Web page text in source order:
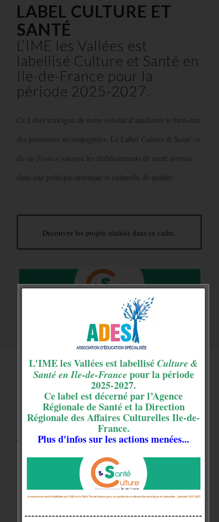
LABEL CULTURE ET
SANTÉ
L’IME les Vallées est
labellisé Culture et Santé en
Ile-de-France pour la
période 2025-2027.
Ce Label témoigne de notre volonté d’améliorer le bien-être
des personnes accompagnées. Le Label Culture & Santé en
Ile-de-France valorise les établissements de santé investis
dans une politique artistique et culturelle de qualité.
Découvrir les projets réalisés dans ce cadre.
LES DERNIERES
ACTUALITÉS
L'IME les Vallées est labelliséCulture &
Santé en Ile-de-France pour la période
2025-2027.
Ce label est décerné par l’Agence
Régionale de Santé et la Direction
Régionale des Affaires Culturelles Ile-de-
France.
Plus d'infos sur les actions menées...
----------------------------------------------------